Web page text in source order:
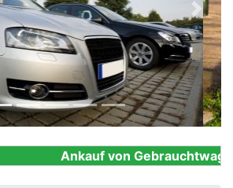
Next
Ankauf von